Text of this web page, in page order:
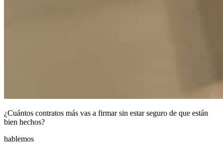
¿Cuántos contratos más vas a firmar sin estar seguro de que están
bien hechos?
hablemos